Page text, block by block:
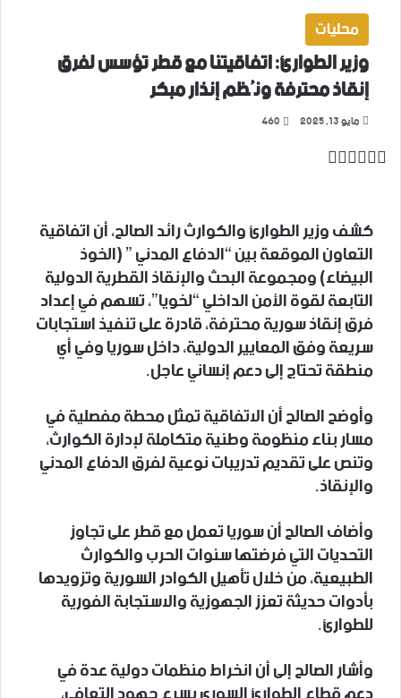
محليات
وزير الطوارئ: اتفاقيتنا مع قطر تؤسس لفرق
إنقاذ محترفة ونُظم إنذار مبكر
مايو 13, 2025 460
كشف وزير الطوارئ والكوارث رائد الصالح، أن اتفاقية
التعاون الموقعة بين “الدفاع المدني ” (الخوذ
البيضاء) ومجموعة البحث والإنقاذ القطرية الدولية
التابعة لقوة الأمن الداخلي “لخويا”، تسهم في إعداد
فرق إنقاذ سورية محترفة، قادرة على تنفيذ استجابات
سريعة وفق المعايير الدولية، داخل سوريا وفي أي
منطقة تحتاج إلى دعم إنساني عاجل.
وأوضح الصالح أن الاتفاقية تمثل محطة مفصلية في
مسار بناء منظومة وطنية متكاملة لإدارة الكوارث،
وتنص على تقديم تدريبات نوعية لفرق الدفاع المدني
والإنقاذ.
وأضاف الصالح أن سوريا تعمل مع قطر على تجاوز
التحديات التي فرضتها سنوات الحرب والكوارث
الطبيعية، من خلال تأهيل الكوادر السورية وتزويدها
بأدوات حديثة تعزز الجهوزية والاستجابة الفورية
للطوارئ.
وأشار الصالح إلى أن انخراط منظمات دولية عدة في